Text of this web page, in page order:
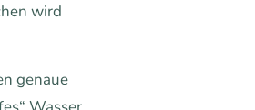
wird
genaue